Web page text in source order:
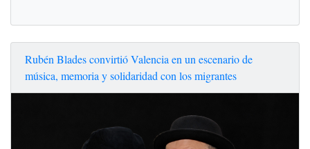
Rubén Blades convirtió Valencia en un escenario de
música, memoria y solidaridad con los migrantes